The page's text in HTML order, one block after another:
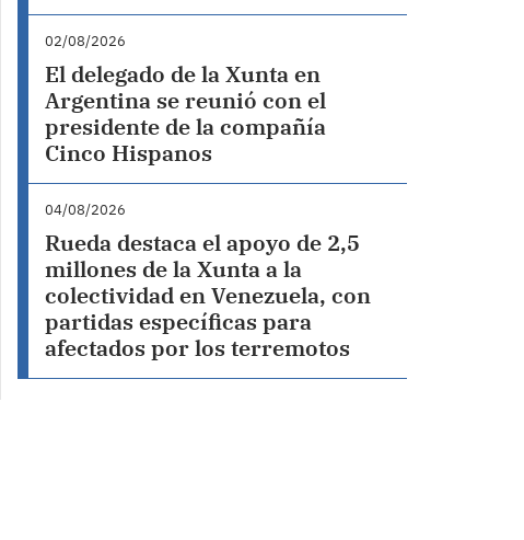
02/08/2026
El delegado de la Xunta en
Argentina se reunió con el
presidente de la compañía
Cinco Hispanos
04/08/2026
Rueda destaca el apoyo de 2,5
millones de la Xunta a la
colectividad en Venezuela, con
partidas específicas para
afectados por los terremotos